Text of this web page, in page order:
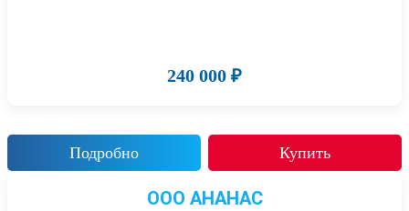
240 000 ₽
Подробно Купить
ООО АНАНАС